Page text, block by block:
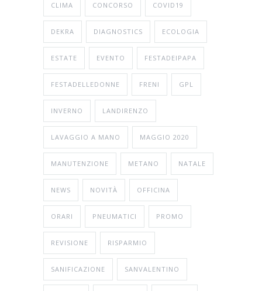
CLIMA CONCORSO COVID19
DEKRA DIAGNOSTICS ECOLOGIA
ESTATE EVENTO FESTADEIPAPA
FESTADELLEDONNE FRENI GPL
INVERNO LANDIRENZO
LAVAGGIO A MANO MAGGIO 2020
MANUTENZIONE METANO NATALE
NEWS NOVITÀ OFFICINA
ORARI PNEUMATICI PROMO
REVISIONE RISPARMIO
SANIFICAZIONE SANVALENTINO